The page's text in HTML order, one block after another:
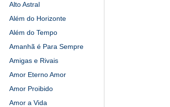
Alto Astral
Além do Horizonte
Além do Tempo
Amanhã é Para Sempre
Amigas e Rivais
Amor Eterno Amor
Amor Proibido
Amor a Vida